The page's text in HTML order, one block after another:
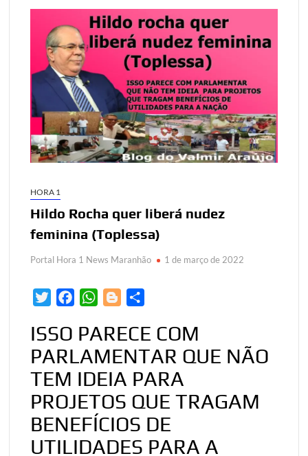
HORA 1
Hildo Rocha quer liberá nudez
feminina (Toplessa)
Portal Hora 1 News Maranhão 1 de março de 2022
i
t
e
r
o
o
k
W
a
t
A
p
p
o
g
e
r
a
r
ISSO PARECE COM
PARLAMENTAR QUE NÃO
TEM IDEIA PARA
PROJETOS QUE TRAGAM
BENEFÍCIOS DE
UTILIDADES PARA A